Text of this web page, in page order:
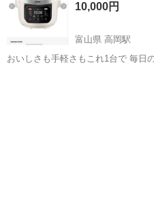
工場のお仕事 ◇コネクタ製造工...
10,000円
富山県 高岡駅
おいしさも手軽さもこれ1台で 毎日